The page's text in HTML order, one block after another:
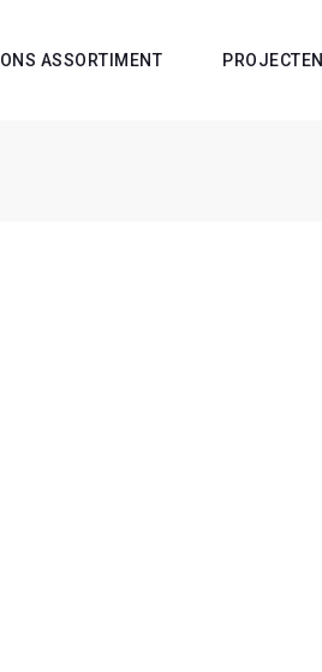
ONS ASSORTIMENT PROJECTEN